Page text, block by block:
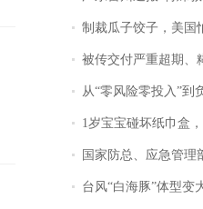
制裁瓜子饺子，美国
被传交付严重超期、糊弄客户，知名独角兽车企创始人回应：都没证据
从“零风险零投入”到负债百万：一个养牛项
1岁宝宝碰坏纸巾盒，宝妈被酒店要求赔付924元！
国家防总、应急管理部针对浙江
台风“白海豚”体型变大！环